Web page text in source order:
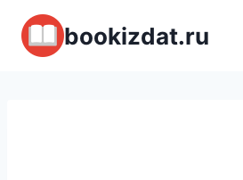
Перейти
содержимому
bookizdat.ru